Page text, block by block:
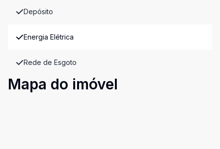
Depósito
Energia Elétrica
Rede de Esgoto
Mapa do imóvel